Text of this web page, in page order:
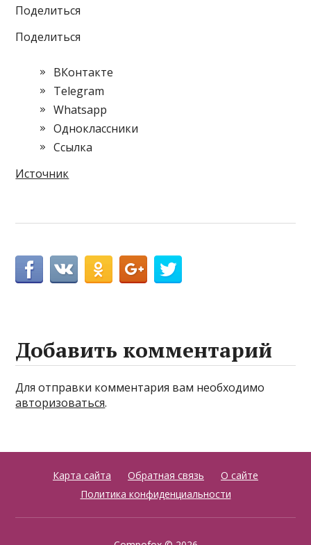
Поделиться
Поделиться
ВКонтакте
Telegram
Whatsapp
Одноклассники
Cсылка
Источник
Добавить комментарий
Для отправки комментария вам необходимо
авторизоваться.
Карта сайта Обратная связь
О сайте
Политика конфиденциальности